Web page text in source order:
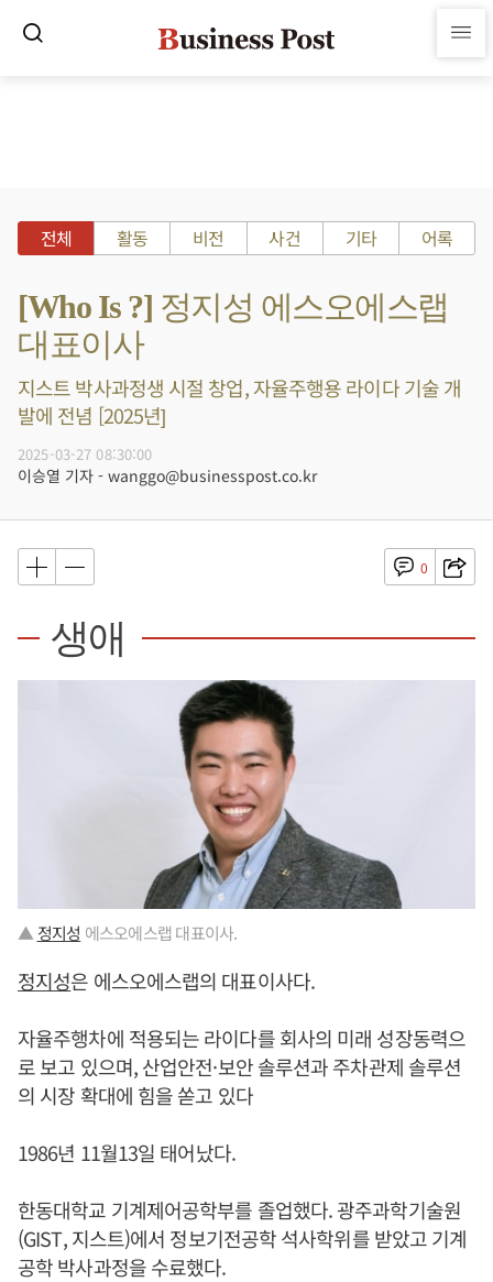
전체 활동 비전 사건 기타 어록
[Who Is ?] 정지성 에스오에스랩
대표이사
지스트 박사과정생 시절 창업, 자율주행용 라이다 기술 개
발에 전념 [2025년]
2025-03-27 08:30:00
이승열 기자 - wanggo@businesspost.co.kr
0
생애
▲ 정지성 에스오에스랩 대표이사.
정지성은 에스오에스랩의 대표이사다.
자율주행차에 적용되는 라이다를 회사의 미래 성장동력으
로 보고 있으며, 산업안전·보안 솔루션과 주차관제 솔루션
의 시장 확대에 힘을 쏟고 있다
1986년 11월13일 태어났다.
한동대학교 기계제어공학부를 졸업했다. 광주과학기술원
(GIST, 지스트)에서 정보기전공학 석사학위를 받았고 기계
공학 박사과정을 수료했다.